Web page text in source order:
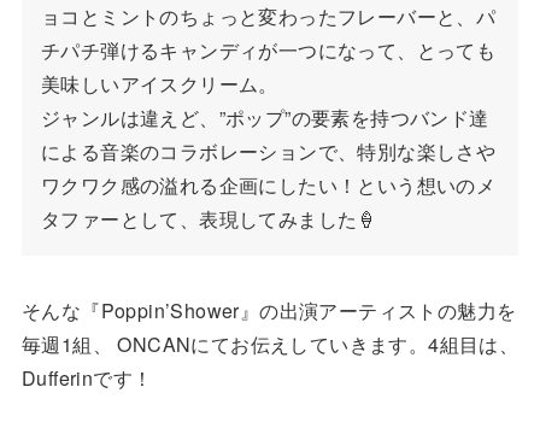
ョコとミントのちょっと変わったフレーバーと、パ
チパチ弾けるキャンディが一つになって、とっても
美味しいアイスクリーム。
ジャンルは違えど、”ポップ”の要素を持つバンド達
による音楽のコラボレーションで、特別な楽しさや
ワクワク感の溢れる企画にしたい！という想いのメ
タファーとして、表現してみました🍦
そんな『Poppin’Shower』の出演アーティストの魅力を
毎週1組、 ONCANにてお伝えしていきます。4組目は、
Dufferinです！